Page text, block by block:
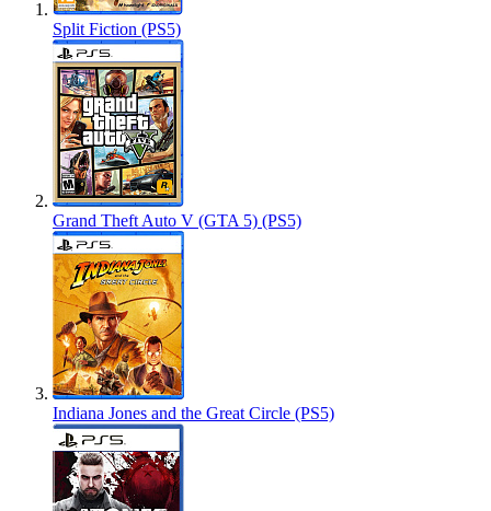
Split Fiction (PS5)
Grand Theft Auto V (GTA 5) (PS5)
Indiana Jones and the Great Circle (PS5)